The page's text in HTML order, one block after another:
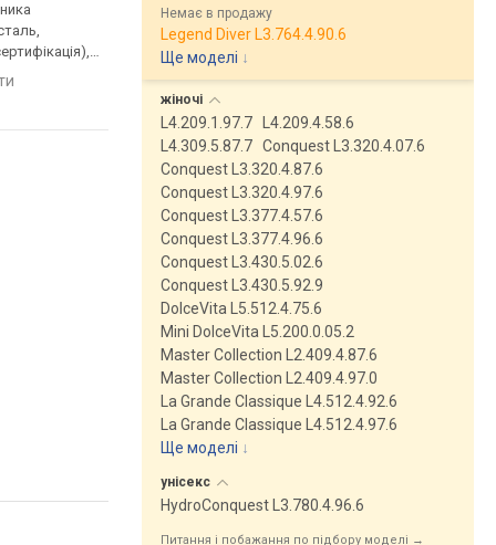
сталь, WR
корпус годинника
нержавіюча сталь, ремінець:
браслет сталь, WR 300,
Немає в продажу
Legend Diver L3.764.4.90.6
Ще моделі ↓
жіночі
L4.209.1.97.7
L4.209.4.58.6
L4.309.5.87.7 Conquest L3.320.4.07.6
Conquest L3.320.4.87.6
Conquest L3.320.4.97.6
Conquest L3.377.4.57.6
Conquest L3.377.4.96.6
Conquest L3.430.5.02.6
Conquest L3.430.5.92.9
DolceVita L5.512.4.75.6
Mini DolceVita L5.200.0.05.2
Master Collection L2.409.4.87.6
Master Collection L2.409.4.97.0
La Grande Classique L4.512.4.92.6
La Grande Classique L4.512.4.97.6
Ще моделі ↓
унісекс
HydroConquest L3.780.4.96.6
Питання і побажання по підбору моделі →